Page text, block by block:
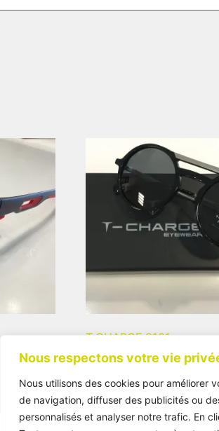
Nous respectons votre vie
Nous utilisons des cookies pour améliorer
de navigation, diffuser des publicités ou
personnalisés et analyser notre trafic. En
T CHARGE 9101
95,00€